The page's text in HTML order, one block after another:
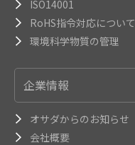
ISO14001
RoHS指令対応について
環境科学物質の管理
企業情報
オサダからのお知らせ
会社概要